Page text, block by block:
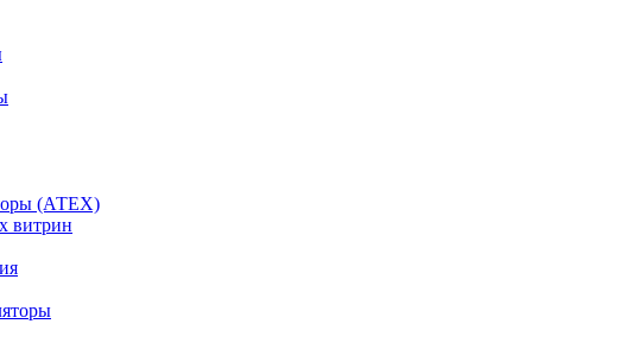
(АТЕХ)
витрин